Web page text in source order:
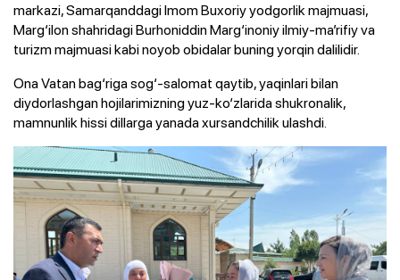
markazi, Samarqanddagi Imom Buxoriy yodgorlik majmuasi,
Marg‘ilon shahridagi Burhoniddin Marg‘inoniy ilmiy-ma’rifiy va
turizm majmuasi kabi noyob obidalar buning yorqin dalilidir.
Ona Vatan bag‘riga sog‘-salomat qaytib, yaqinlari bilan
diydorlashgan hojilarimizning yuz-ko‘zlarida shukronalik,
mamnunlik hissi dillarga yanada xursandchilik ulashdi.